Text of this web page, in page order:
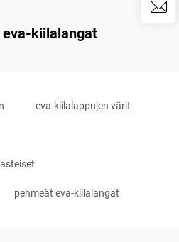
eva-kiilalangat
eva-kiilalappujen värit
pehmeät eva-kiilalangat